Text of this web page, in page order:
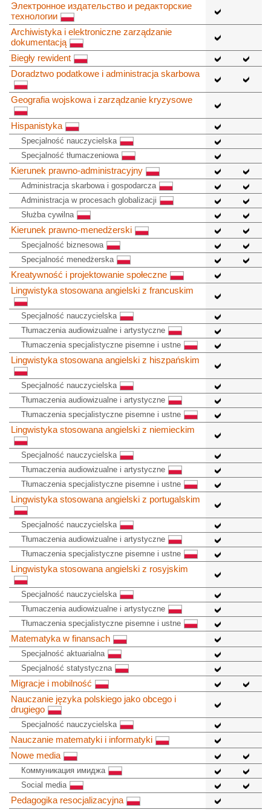
Электронное издательство и редакторские
технологии
Archiwistyka i elektroniczne zarządzanie
dokumentacją
Biegły rewident
Doradztwo podatkowe i administracja skarbowa
Geografia wojskowa i zarządzanie kryzysowe
Hispanistyka
Specjalność nauczycielska
Specjalność tłumaczeniowa
Kierunek prawno-administracyjny
Administracja skarbowa i gospodarcza
Administracja w procesach globalizacji
Służba cywilna
Kierunek prawno-menedżerski
Specjalność biznesowa
Specjalność menedżerska
Kreatywność i projektowanie społeczne
Lingwistyka stosowana angielski z francuskim
Specjalność nauczycielska
Tłumaczenia audiowizualne i artystyczne
Tłumaczenia specjalistyczne pisemne i ustne
Lingwistyka stosowana angielski z hiszpańskim
Specjalność nauczycielska
Tłumaczenia audiowizualne i artystyczne
Tłumaczenia specjalistyczne pisemne i ustne
Lingwistyka stosowana angielski z niemieckim
Specjalność nauczycielska
Tłumaczenia audiowizualne i artystyczne
Tłumaczenia specjalistyczne pisemne i ustne
Lingwistyka stosowana angielski z portugalskim
Specjalność nauczycielska
Tłumaczenia audiowizualne i artystyczne
Tłumaczenia specjalistyczne pisemne i ustne
Lingwistyka stosowana angielski z rosyjskim
Specjalność nauczycielska
Tłumaczenia audiowizualne i artystyczne
Tłumaczenia specjalistyczne pisemne i ustne
Matematyka w finansach
Specjalność aktuarialna
Specjalność statystyczna
Migracje i mobilność
Nauczanie języka polskiego jako obcego i
drugiego
Specjalność nauczycielska
Nauczanie matematyki i informatyki
Nowe media
Коммуникация имиджа
Social media
Pedagogika resocjalizacyjna